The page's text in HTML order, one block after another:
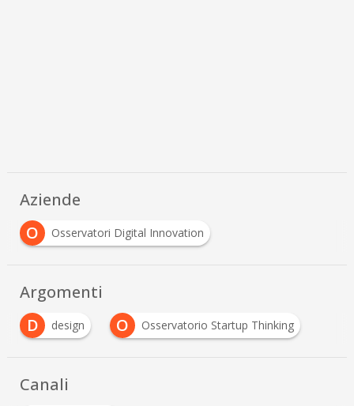
Aziende
O
Osservatori Digital Innovation
Argomenti
D
design O Osservatorio Startup Thinking
Canali